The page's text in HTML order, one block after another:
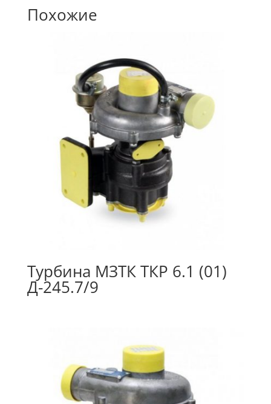
Похожие
Турбина МЗТК ТКР 6.1 (01)
Д-245.7/9